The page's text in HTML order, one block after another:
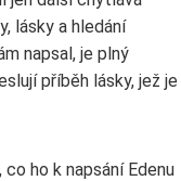
lásky a hledání
napsal, je plný
příběh lásky, jež je
ho k napsání Edenu